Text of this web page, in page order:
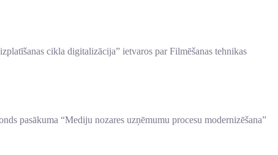
cikla digitalizācija” ietvaros par Filmēšanas tehnikas
pasākuma “Mediju nozares uzņēmumu procesu modernizēšana”